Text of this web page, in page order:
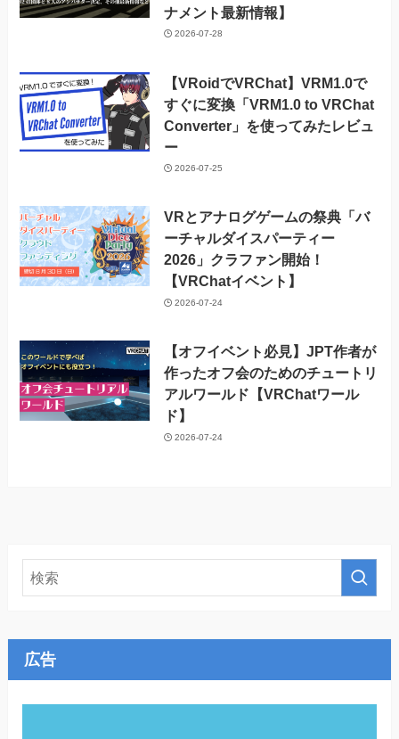
ナメント最新情報】
2026-07-28
【VRoidでVRChat】VRM1.0で
すぐに変換「VRM1.0 to VRChat
Converter」を使ってみたレビュ
ー
2026-07-25
VRとアナログゲームの祭典「バ
ーチャルダイスパーティー
2026」クラファン開始！
【VRChatイベント】
2026-07-24
【オフイベント必見】JPT作者が
作ったオフ会のためのチュートリ
アルワールド【VRChatワール
ド】
2026-07-24
広告